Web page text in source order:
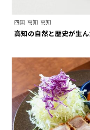
四国 高知 高知
高知の自然と歴史が生